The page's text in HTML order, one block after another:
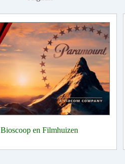
Bioscoop en Filmhuizen